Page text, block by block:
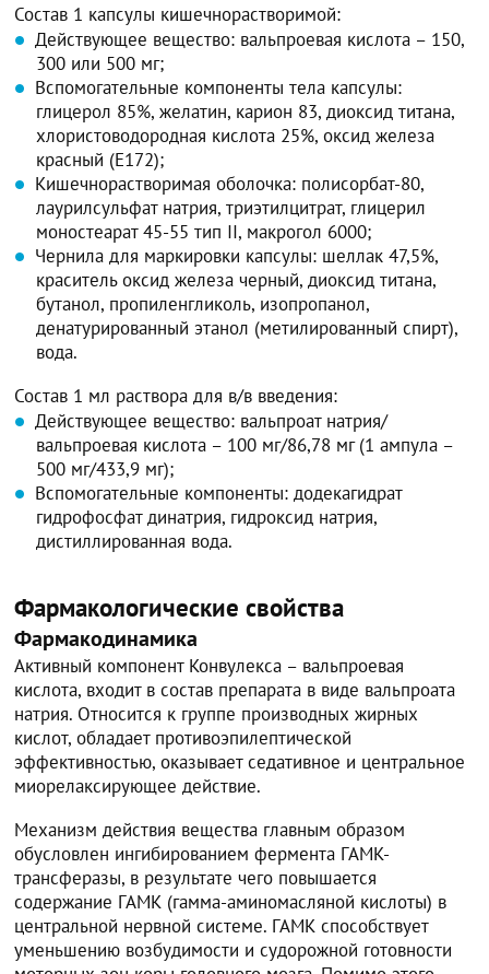
Состав 1 капсулы кишечнорастворимой:
Действующее вещество: вальпроевая кислота – 150,
300 или 500 мг;
Вспомогательные компоненты тела капсулы:
глицерол 85%, желатин, карион 83, диоксид титана,
хлористоводородная кислота 25%, оксид железа
красный (Е172);
Кишечнорастворимая оболочка: полисорбат-80,
лаурилсульфат натрия, триэтилцитрат, глицерил
моностеарат 45-55 тип II, макрогол 6000;
Чернила для маркировки капсулы: шеллак 47,5%,
краситель оксид железа черный, диоксид титана,
бутанол, пропиленгликоль, изопропанол,
денатурированный этанол (метилированный спирт),
вода.
Состав 1 мл раствора для в/в введения:
Действующее вещество: вальпроат натрия/
вальпроевая кислота – 100 мг/86,78 мг (1 ампула –
500 мг/433,9 мг);
Вспомогательные компоненты: додекагидрат
гидрофосфат динатрия, гидроксид натрия,
дистиллированная вода.
Фармакологические свойства
Фармакодинамика
Активный компонент Конвулекса – вальпроевая
кислота, входит в состав препарата в виде вальпроата
натрия. Относится к группе производных жирных
кислот, обладает противоэпилептической
эффективностью, оказывает седативное и центральное
миорелаксирующее действие.
Механизм действия вещества главным образом
обусловлен ингибированием фермента ГАМК-
трансферазы, в результате чего повышается
содержание ГАМК (гамма-аминомасляной кислоты) в
центральной нервной системе. ГАМК способствует
уменьшению возбудимости и судорожной готовности